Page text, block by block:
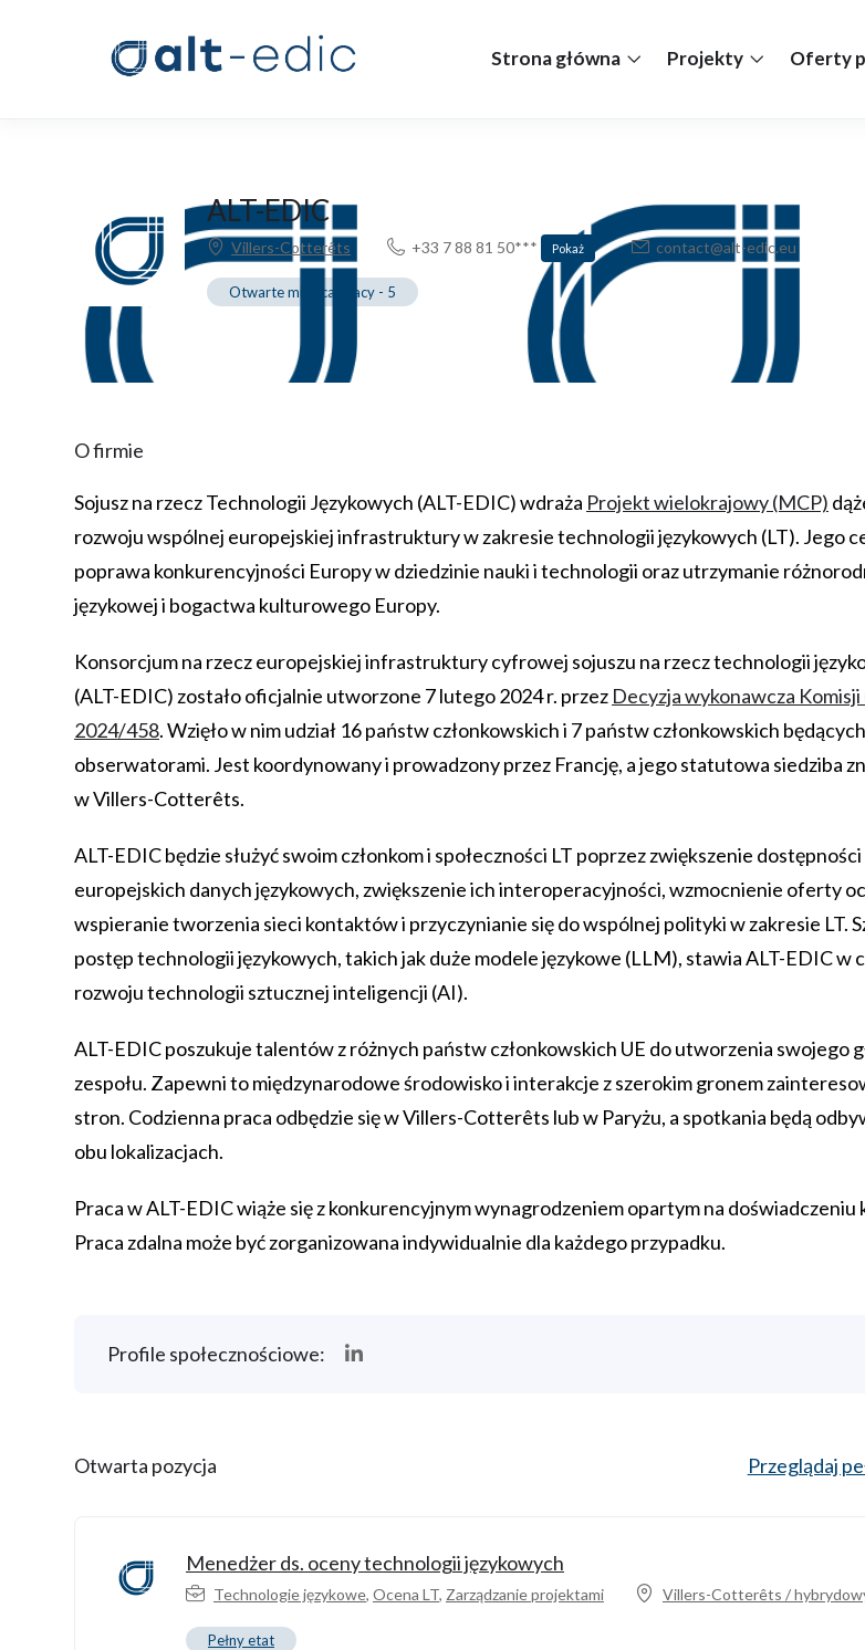
Strona główna Projekty Oferty
ALT-EDIC
Villers-Cotterêts +33 7 88 81 50*** Pokaż contact@alt-edic.eu
Otwarte miejsca pracy - 5
O firmie
Sojusz na rzecz Technologii Językowych (ALT-EDIC) wdraża Projekt wielokrajowy (MCP)
rozwoju wspólnej europejskiej infrastruktury w zakresie technologii językowych (LT). Jego
poprawa konkurencyjności Europy w dziedzinie nauki i technologii oraz utrzymanie
językowej i bogactwa kulturowego Europy.
Konsorcjum na rzecz europejskiej infrastruktury cyfrowej sojuszu na rzecz technologii
(ALT-EDIC) zostało oficjalnie utworzone 7 lutego 2024 r. przez Decyzja wykonawcza Komisji
2024/458. Wzięło w nim udział 16 państw członkowskich i 7 państw członkowskich będących
obserwatorami. Jest koordynowany i prowadzony przez Francję, a jego statutowa siedziba
w Villers-Cotterêts.
ALT-EDIC będzie służyć swoim członkom i społeczności LT poprzez zwiększenie dostępności
europejskich danych językowych, zwiększenie ich interoperacyjności, wzmocnienie oferty
wspieranie tworzenia sieci kontaktów i przyczynianie się do wspólnej polityki w zakresie LT.
postęp technologii językowych, takich jak duże modele językowe (LLM), stawia ALT-EDIC w
rozwoju technologii sztucznej inteligencji (AI).
ALT-EDIC poszukuje talentów z różnych państw członkowskich UE do utworzenia swojego
zespołu. Zapewni to międzynarodowe środowisko i interakcje z szerokim gronem
stron. Codzienna praca odbędzie się w Villers-Cotterêts lub w Paryżu, a spotkania będą
obu lokalizacjach.
Praca w ALT-EDIC wiąże się z konkurencyjnym wynagrodzeniem opartym na doświadczeniu
Praca zdalna może być zorganizowana indywidualnie dla każdego przypadku.
Profile społecznościowe:
Otwarta pozycja Przeglądaj
Menedżer ds. oceny technologii językowych
Technologie językowe, Ocena LT, Zarządzanie projektami Villers-Cotterêts /
Pełny etat